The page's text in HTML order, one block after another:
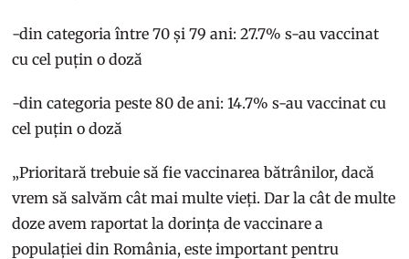
-din categoria între 70 și 79 ani: 27.7% s-au vaccinat
cu cel puțin o doză
-din categoria peste 80 de ani: 14.7% s-au vaccinat cu
cel puțin o doză
„Prioritară trebuie să fie vaccinarea bătrânilor, dacă
vrem să salvăm cât mai multe vieți. Dar la cât de multe
doze avem raportat la dorința de vaccinare a
populației din România, este important pentru